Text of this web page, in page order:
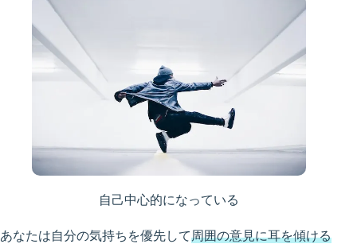
自己中心的になっている
あなたは自分の気持ちを優先して周囲の意見に耳を傾ける